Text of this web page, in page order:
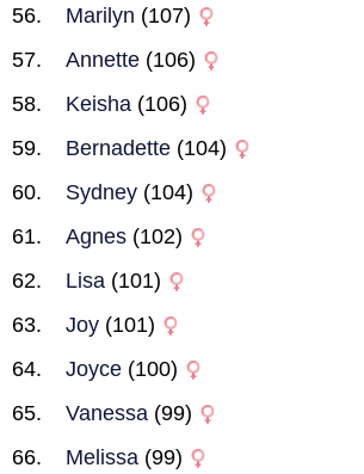
Marilyn (107)
Annette (106)
Keisha (106)
Bernadette (104)
Sydney (104)
Agnes (102)
Lisa (101)
Joy (101)
Joyce (100)
Vanessa (99)
Melissa (99)